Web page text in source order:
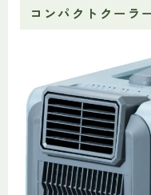
コンパクトクーラ